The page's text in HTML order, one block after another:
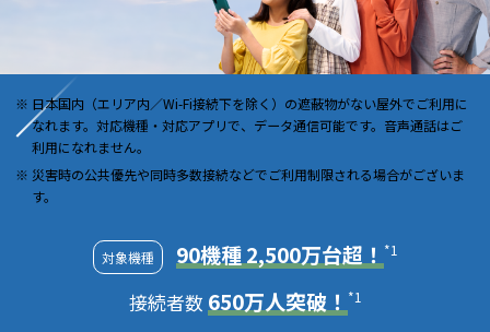
日本国内（エリア内／Wi-Fi接続下を除く）の遮蔽物がない屋外でご利用に
なれます。対応機種・対応アプリで、データ通信可能です。音声通話はご
利用になれません。
災害時の公共優先や同時多数接続などでご利用制限される場合がございま
す。
対象機種 90機種 2,500万台超！ *1
接続者数 650万人突破！ *1